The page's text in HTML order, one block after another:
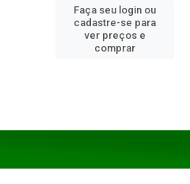
Faça seu login ou
cadastre-se para
ver preços e
comprar